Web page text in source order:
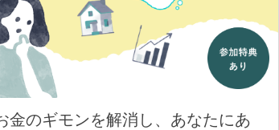
金のギモンを解消し、あなたにあ